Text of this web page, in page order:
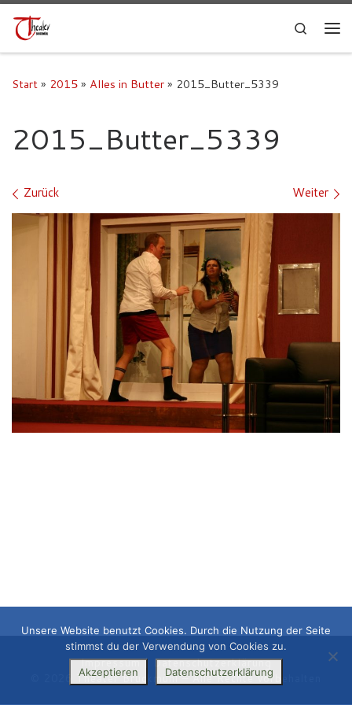
Search
Start» 2015» Alles in Butter» 2015_Butter_5339
2015_Butter_5339
Bilder Navigation
Zurück Weiter
Impressum| Datenschutzerklärung
Theater Bruckmühl– Alle Rechte vorbehalten
Unsere Website benutzt Cookies. Durch die Nutzung der Seite
stimmst du der Verwendung von Cookies zu.
Akzeptieren Datenschutzerklärung